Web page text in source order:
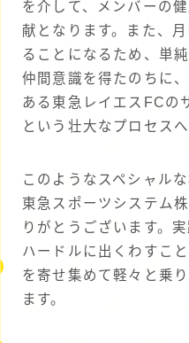
を介して、メンバーの
献となります。また、
ることになるため、単
仲間意識を得たのちに
ある東急レイエスFCの
という壮大なプロセスへ
このようなスペシャル
東急スポーツシステム
りがとうございます。
ハードルに出くわすこ
を寄せ集めて軽々と乗
ます。